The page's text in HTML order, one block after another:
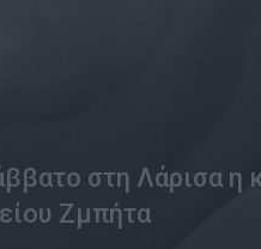
στη Λάρισα η
Ζμπήτα